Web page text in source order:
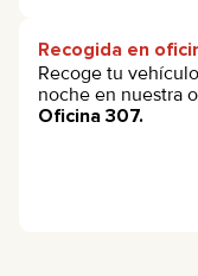
Recogida en
Recoge tu
noche en nuestra
Oficina 307.